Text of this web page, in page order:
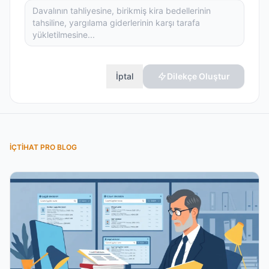
İptal Dilekçe Oluştur
İÇTIHAT PRO BLOG